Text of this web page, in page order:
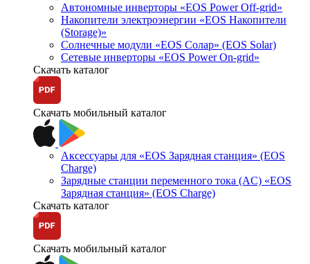
Автономные инверторы «EOS Power Off-grid»
Накопители электроэнергии «EOS Накопители
(Storage)»
Солнечные модули «EOS Солар» (EOS Solar)
Сетевые инверторы «EOS Power On-grid»
Скачать каталог
Скачать мобильный каталог
Аксессуары для «EOS Зарядная станция» (EOS
Charge)
Зарядные станции переменного тока (AC) «EOS
Зарядная станция» (EOS Charge)
Скачать каталог
Скачать мобильный каталог